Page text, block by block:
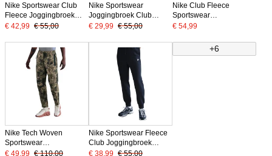
Nike Sportswear Club
Fleece Joggingbroek
Zwart Wit
€ 42,99 € 55,00
Nike Sportswear
Joggingbroek Club
Fleece Donkergroen Wit
€ 29,99 € 55,00
Nike Club Fleece
Sportswear
Joggingbroek
€ 54,99
Nike Tech Woven
Sportswear
Joggingbroek Camo
€ 49,99 € 110,00
Nike Sportswear Fleece
Club Joggingbroek
Donkerblauw Wit
€ 38,99 € 55,00
+6